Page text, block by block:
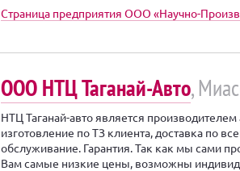
Страница предприятия ООО «Научно-
ООО НТЦ Таганай-Авто,
НТЦ Таганай-авто является
изготовление по ТЗ клиента, доставка по
обслуживание. Гарантия. Так как мы сами
Вам самые низкие цены, возможны